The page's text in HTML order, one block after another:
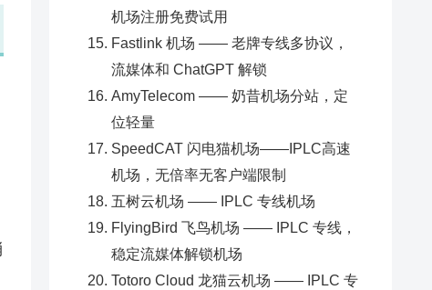
机场注册免费试用
Fastlink 机场 —— 老牌专线多协议，
流媒体和 ChatGPT 解锁
AmyTelecom —— 奶昔机场分站，定
位轻量
SpeedCAT 闪电猫机场——IPLC高速
机场，无倍率无客户端限制
五树云机场 —— IPLC 专线机场
FlyingBird 飞鸟机场 —— IPLC 专线，
稳定流媒体解锁机场
Totoro Cloud 龙猫云机场 —— IPLC 专